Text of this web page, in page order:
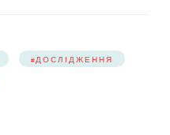
ДОСЛІДЖЕННЯ